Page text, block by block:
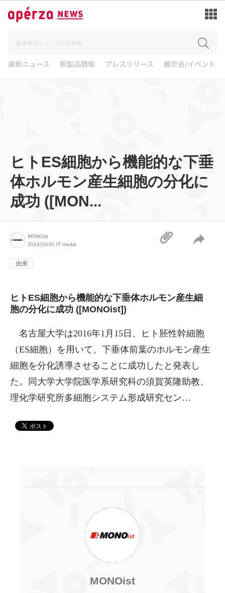
最新ニュース 新製品情報 プレスリリース 展示会/イベント
ヒトES細胞から機能的な下垂
体ホルモン産生細胞の分化に
成功 ([MON...
MONOist
2016/10/31 IT media
由来
ヒトES細胞から機能的な下垂体ホルモン産生細
胞の分化に成功 ([MONOist])
名古屋大学は2016年1月15日、ヒト胚性幹細胞
（ES細胞）を用いて、下垂体前葉のホルモン産生
細胞を分化誘導させることに成功したと発表し
た。同大学大学院医学系研究科の須賀英隆助教、
理化学研究所多細胞システム形成研究セン…
MONOist